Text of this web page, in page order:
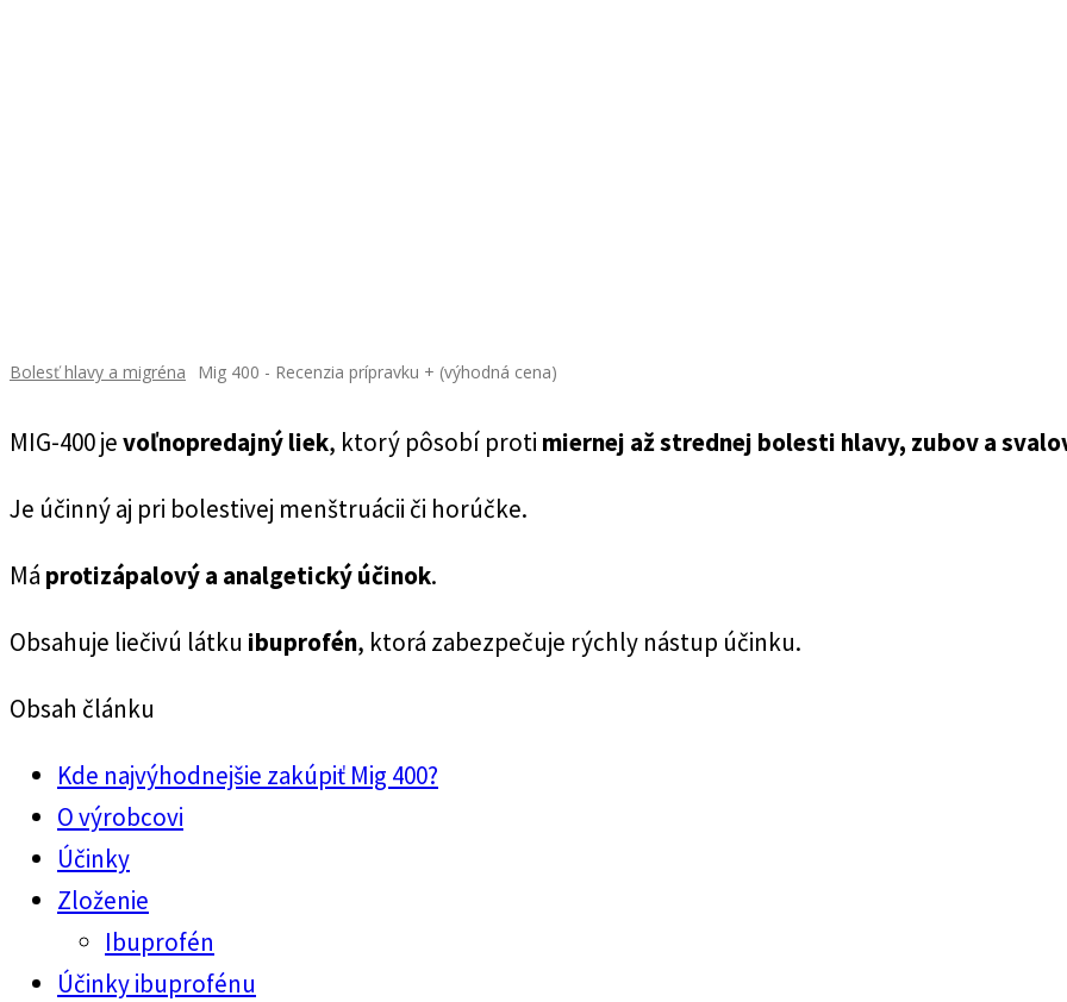
Bolesť hlavy a migréna Mig 400 - Recenzia prípravku + (výhodná cena)
MIG-400 jevoľnopredajný liek, ktorý pôsobí proti miernej až strednej bolesti hlavy, zubov a
Je účinný aj pri bolestivej menštruácii či horúčke.
Má protizápalový a analgetický účinok.
Obsahuje liečivú látku ibuprofén, ktorá zabezpečuje rýchly nástup účinku.
Obsah článku
Kde najvýhodnejšie zakúpiť Mig 400?
O výrobcovi
Účinky
Zloženie
Ibuprofén
Účinky ibuprofénu